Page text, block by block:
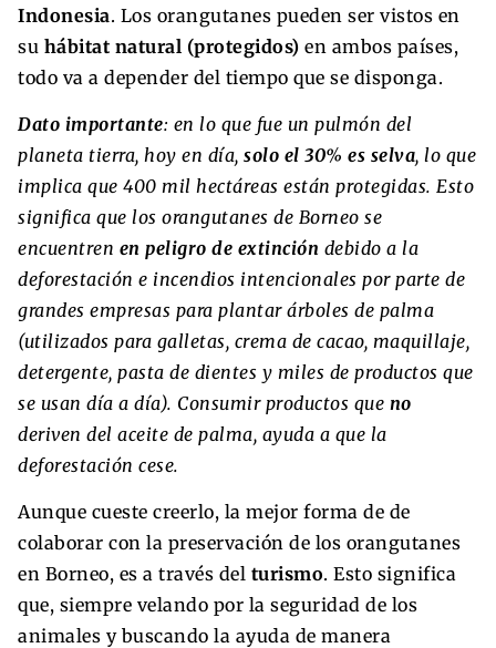
Indonesia. Los orangutanes pueden ser vistos en
su hábitat natural (protegidos) en ambos países,
todo va a depender del tiempo que se disponga.
Dato importante: en lo que fue un pulmón del
planeta tierra, hoy en día, solo el 30% es selva, lo que
implica que 400 mil hectáreas están protegidas. Esto
significa que los orangutanes de Borneo se
encuentren en peligro de extinción debido a la
deforestación e incendios intencionales por parte de
grandes empresas para plantar árboles de palma
(utilizados para galletas, crema de cacao, maquillaje,
detergente, pasta de dientes y miles de productos que
se usan día a día). Consumir productos que no
deriven del aceite de palma, ayuda a que la
deforestación cese.
Aunque cueste creerlo, la mejor forma de de
colaborar con la preservación de los orangutanes
en Borneo, es a través del turismo. Esto significa
que, siempre velando por la seguridad de los
animales y buscando la ayuda de manera